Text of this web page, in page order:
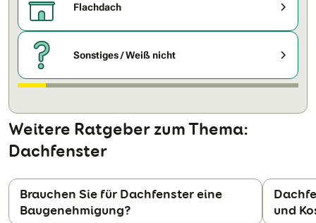
Flachdach
Sonstiges / Weiß nicht
Weitere Ratgeber zum Thema:
Dachfenster
Brauchen Sie für Dachfenster eine
Baugenehmigung?
und